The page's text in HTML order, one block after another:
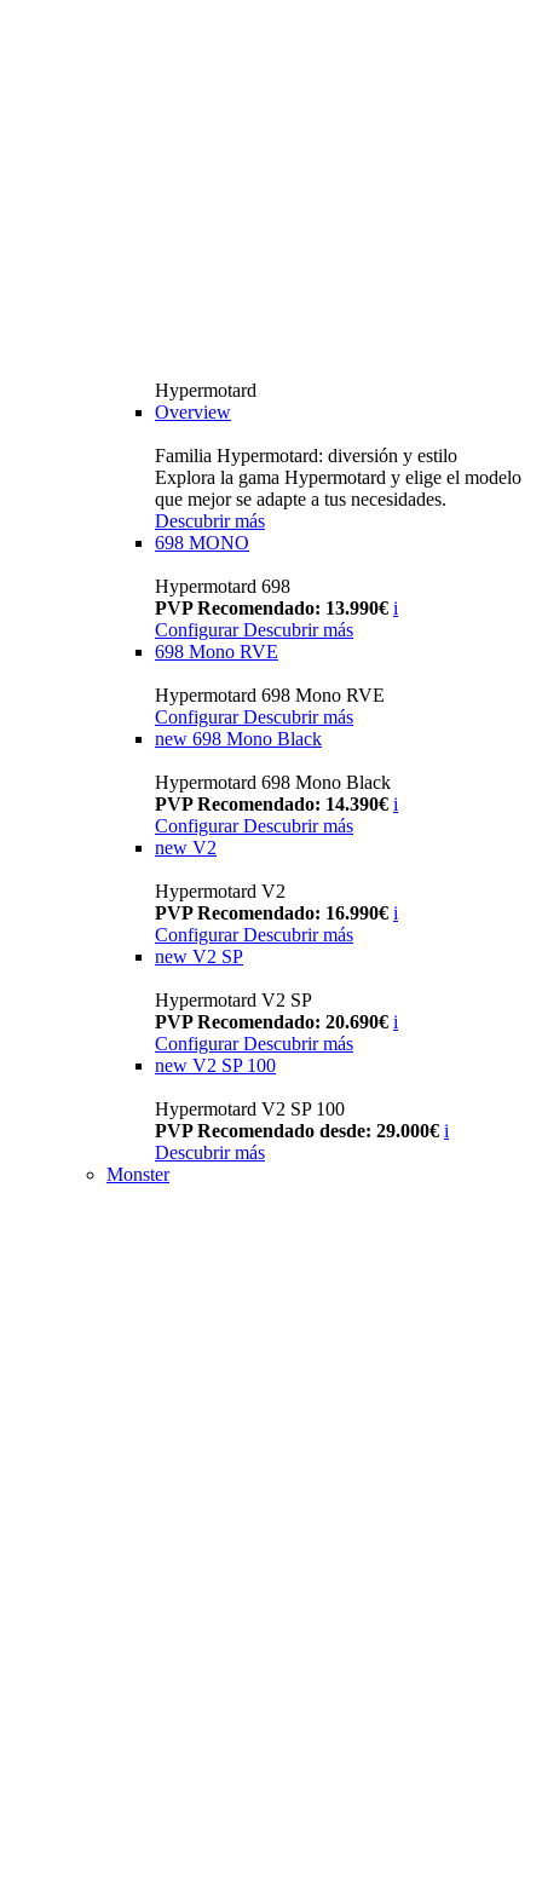
Hypermotard
Overview
Familia Hypermotard: diversión y estilo
Explora la gama Hypermotard y elige el modelo
que mejor se adapte a tus necesidades.
Descubrir más
698 MONO
Hypermotard 698
PVP Recomendado: 13.990€ i
ConfigurarDescubrir más
698 Mono RVE
Hypermotard 698 Mono RVE
Configurar Descubrir más
new 698 Mono Black
Hypermotard 698 Mono Black
PVP Recomendado: 14.390€ i
Configurar Descubrir más
new V2
Hypermotard V2
PVP Recomendado: 16.990€ i
Configurar Descubrir más
new V2 SP
Hypermotard V2 SP
PVP Recomendado: 20.690€ i
Configurar Descubrir más
new V2 SP 100
Hypermotard V2 SP 100
PVP Recomendado desde: 29.000€ i
Descubrir más
Monster